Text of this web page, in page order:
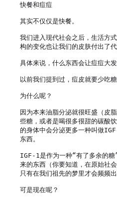
快餐和痘痘
其实不仅仅是快餐。
我们进入现代社会之后，生活方
构的变化也让我们的皮肤付出了
具体来说，什么东西会让痘痘大发
以前我们提到过，痘皮就要少吃糖
为什么呢？
因为本来油脂分泌就很旺盛（皮
些糖，或者是喝很多很甜的碳酸
的身体中会分泌更多一种叫做
东西。
IGF-1是作为一种“有了多余的糖
来的东西（你要知道，在原始社
只有在我们祖先的梦里才会频频出
可是现在呢？